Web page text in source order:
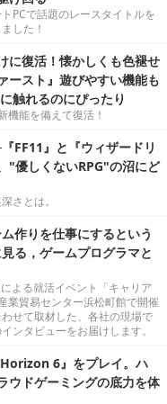
PCで話題のレースタイトルを
した！
に復活！懐かしくも色褪せ
ースト』遊びやすい機能も
触れるのにぴったり
機能を備えて復活！
FF11』と『ウィザードリ
"優しくないRPG"の沼にど
さとは。
作りを仕事にするという
る，ゲームプログラマと
よる就活イベント「キャリア
業貿易センター浜松町館で開催
せて取材した、各社の現場で
ンタビューをお届けします。
6』をプレイ。ハ
ウドゲーミングの底力を体